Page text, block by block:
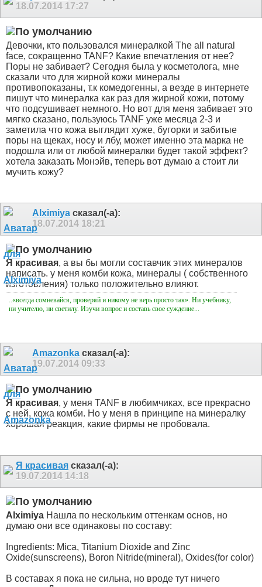
18.07.2014 17:27
Девочки, кто пользовался минералкой The all natural
face, сокращенно TANF? Какие впечатления от нее?
Поры не забивает? Сегодня была у косметолога, мне
сказали что для жирной кожи минералы
противопоказаны, т.к комедогенны, а везде в интернете
пишут что минералка как раз для жирной кожи, потому
что подсушивает немного. Но вот для меня забивает это
мягко сказано, пользуюсь TANF уже месяца 2-3 и
заметила что кожа выглядит хуже, бугорки и забитые
поры на щеках, носу и лбу, может именно эта марка не
подошла или от любой минералки будет такой эффект?
хотела заказать Монэйв, теперь вот думаю а стоит ли
мучить кожу?
Alximiya сказал(-а):
18.07.2014 18:21
Я красивая, а вы бы могли составчик этих минералов
написать. у меня комби кожа, минералы ( собственного
изготовления) только положительно влияют.
..«всегда сомневайся, проверяй и никому не верь просто так». Ни учебнику,
ни учителю, ни светилу. Изучи вопрос и составь свое суждение...
Amazonka сказал(-а):
19.07.2014 09:33
Я красивая, у меня TANF в любимчиках, все прекрасно
с ней, кожа комби. Но у меня в принципе на минералку
хорошая реакция, какие фирмы не пробовала.
Я красивая сказал(-а):
19.07.2014 14:18
Alximiya Нашла по нескольким оттенкам основ, но
думаю они все одинаковы по составу:
Ingredients: Mica, Titanium Dioxide and Zinc
Oxide(sunscreens), Boron Nitride(mineral), Oxides(for color)
В составах я пока не сильна, но вроде тут ничего